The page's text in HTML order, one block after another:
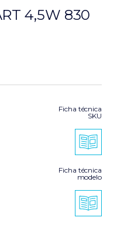
4,5W 830
Ficha técnica
SKU
Ficha técnica
modelo